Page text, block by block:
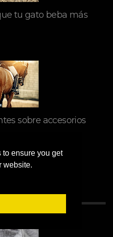
ensure you get
website.
tu gato beba más
sobre accesorios